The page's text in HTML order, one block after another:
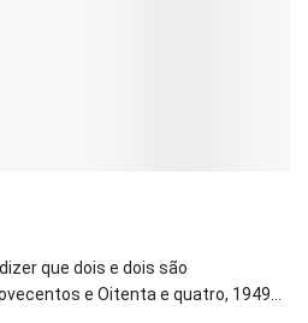
que dois e dois são
e Oitenta e quatro, 1949...